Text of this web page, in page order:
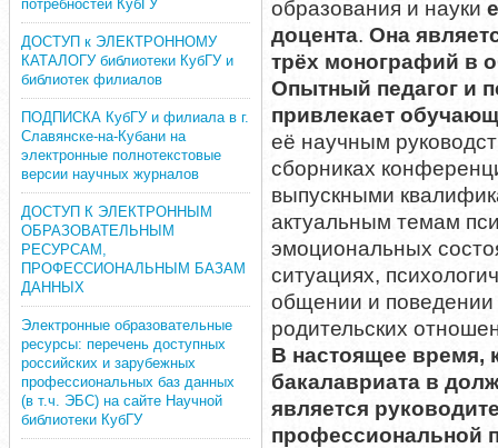
потребностей КубГУ
ДОСТУП к ЭЛЕКТРОННОМУ
КАТАЛОГУ библиотеки КубГУ и
библиотек филиалов
ПОДПИСКА КубГУ и филиала в г.
Славянске-на-Кубани на
электронные полнотекстовые
версии научных журналов
ДОСТУП К ЭЛЕКТРОННЫМ
ОБРАЗОВАТЕЛЬНЫМ
РЕСУРСАМ,
ПРОФЕССИОНАЛЬНЫМ БАЗАМ
ДАННЫХ
Электронные образовательные
ресурсы: перечень доступных
российских и зарубежных
профессиональных баз данных
(в т.ч. ЭБС) на сайте Научной
библиотеки КубГУ
образования и науки
доцента. Она
трёх монографий в
Опытный педагог и
привлекает
её научным
сборниках
выпускными
актуальным темам
эмоциональных
ситуациях,
общении и поведении
родительских
В настоящее время,
бакалавриата в
является
профессиональной